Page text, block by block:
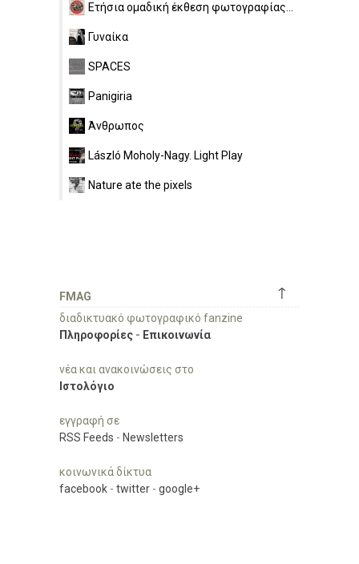
Ετήσια ομαδική έκθεση φωτογραφίας...
Γυναίκα
SPACES
Panigiria
Άνθρωπος
László Moholy-Nagy. Light Play
Nature ate the pixels
↑
FMAG
διαδικτυακό φωτογραφικό fanzine
Πληροφορίες - Επικοινωνία
νέα και ανακοινώσεις στο
Ιστολόγιο
εγγραφή σε
RSS Feeds - Newsletters
κοινωνικά δίκτυα
facebook - twitter - google+